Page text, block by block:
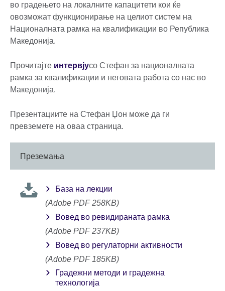
во градењето на локалните капацитети кои ќе
овозможат функционирање на целиот систем на
Националната рамка на квалификации во Република
Македонија.
Прочитајте интервјусо Стефан за националната
рамка за квалификации и неговата работа со нас во
Македонија.
Презентациите на Стефан Џон може да ги
превземете на оваа страница.
Преземања
База на лекции
(Adobe PDF 258KB)
Вовед во ревидираната рамка
(Adobe PDF 237KB)
Вовед во регулаторни активности
(Adobe PDF 185KB)
Градежни методи и градежна
технологија